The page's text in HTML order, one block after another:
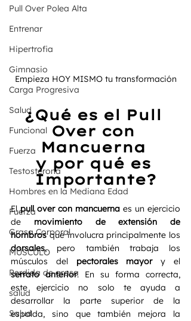
Pull Over Polea Alta
Entrenar
Hipertrofia
Gimnasio
Carga Progresiva
Salud
Funcional
Fuerza
Testosterona
Hombres en la Mediana Edad
Fuerza
Grasa Corporal
MÚSCULO
Perdida de grasa
salud
Salud
Empieza HOY MISMO tu transformación
¿Qué es el Pull
Over con
Mancuerna
y por qué es
Importante?
El pull over con mancuerna es un ejercicio
de movimiento de extensión de
hombros
dorsales, pero también trabaja los
músculos del pectorales mayor
serrato anterior. En su forma correcta,
este ejercicio no solo te ayuda a
desarrollar la parte superior de la
espalda, sino que también mejora la